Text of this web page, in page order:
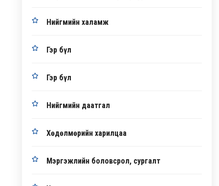
Нийгмийн халамж
Гэр бүл
Гэр бүл
Нийгмийн даатгал
Хөдөлмөрийн харилцаа
Мэргэжлийн боловсрол, сургалт